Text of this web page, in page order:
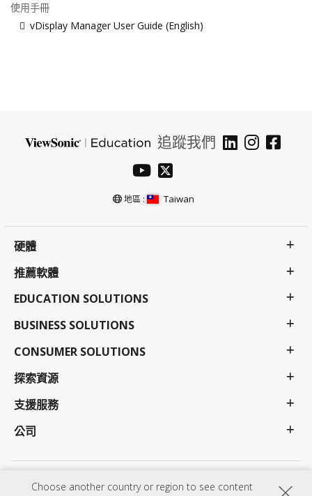
Choose another country or region to see content
使用手冊
vDisplay Manager User Guide (English)
追蹤我們
地區 : Taiwan
硬體
推薦軟體
EDUCATION SOLUTIONS
BUSINESS SOLUTIONS
CONSUMER SOLUTIONS
探索資源
支援服務
公司
使用條款